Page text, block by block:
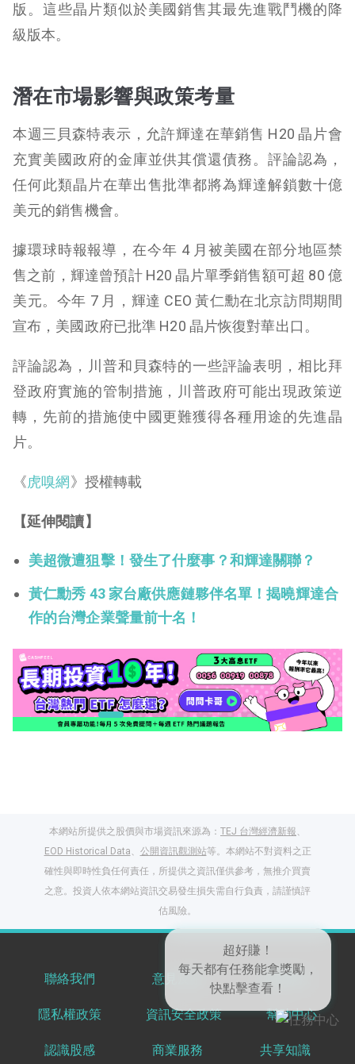
版。這些晶片類似於美國銷售其最先進戰鬥機的降
級版本。
潛在市場影響與政策考量
本週三貝森特表示，允許輝達在華銷售 H20 晶片會
充實美國政府的金庫並供其償還債務。評論認為，
任何此類晶片在華出售批準都將為輝達解鎖數十億
美元的銷售機會。
據環球時報報導，在今年 4 月被美國在部分地區禁
售之前，輝達曾預計 H20 晶片單季銷售額可超 80 億
美元。今年 7 月，輝達 CEO 黃仁勳在北京訪問期間
宣布，美國政府已批準 H20 晶片恢復對華出口。
評論認為，川普和貝森特的一些評論表明，相比拜
登政府實施的管制措施，川普政府可能出現政策逆
轉，先前的措施使中國更難獲得各種用途的先進晶
片。
《虎嗅網》授權轉載
【延伸閱讀】
美超微遭狙擊！發生了什麼事？和輝達關聯？
黃仁勳秀 43 家台廠供應鏈夥伴名單！揭曉輝達合
作的台灣企業聲量前十名！
本網站所提供之股價與市場資訊來源為： TEJ 台灣經濟新報、
EOD Historical Data、 公開資訊觀測站等。本網站不對資料之正
確性與即時性負任何責任，所提供之資訊僅供參考，無推介買賣
之意。投資人依本網站資訊交易發生損失需自行負責，請謹慎評
估風險。
聯絡我們 意見反饋 服務條款
隱私權政策 資訊安全政策 幫助中心
認識股感 商業服務 共享知識
任一文章
出國就缺這咖？股